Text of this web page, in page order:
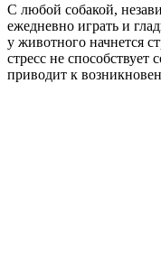
С любой собакой,
ежедневно играть и
у животного начнется
стресс не
приводит к